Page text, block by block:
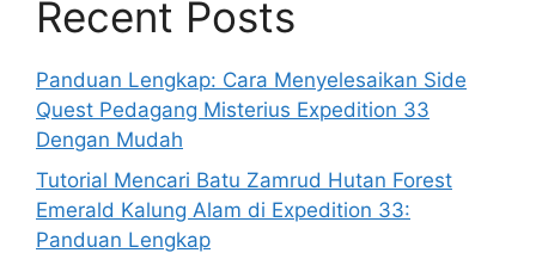
Recent Posts
Panduan Lengkap: Cara Menyelesaikan Side
Quest Pedagang Misterius Expedition 33
Dengan Mudah
Tutorial Mencari Batu Zamrud Hutan Forest
Emerald Kalung Alam di Expedition 33:
Panduan Lengkap